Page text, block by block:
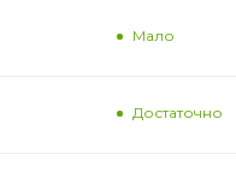
Мало
Достаточно